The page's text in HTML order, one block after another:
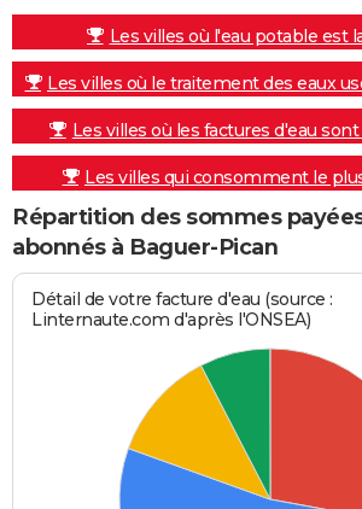
Les villes où l'eau potable est
Les villes où le traitement des eaux
Les villes où les factures d'eau
Les villes qui consomment le
Répartition des sommes
abonnés à Baguer-Pican
Détail de votre facture d'eau (source :
Linternaute.com d'après l'ONSEA)